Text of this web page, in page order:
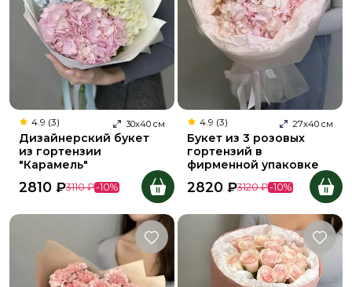
4.9 (3) 30х40 см
Дизайнерский букет
из гортензии
"Карамель"
2810 ₽3110 ₽-10%
4.9 (3) 27х40 см
Букет из 3 розовых
гортензий в
фирменной упаковке
2820 ₽3120 ₽-10%